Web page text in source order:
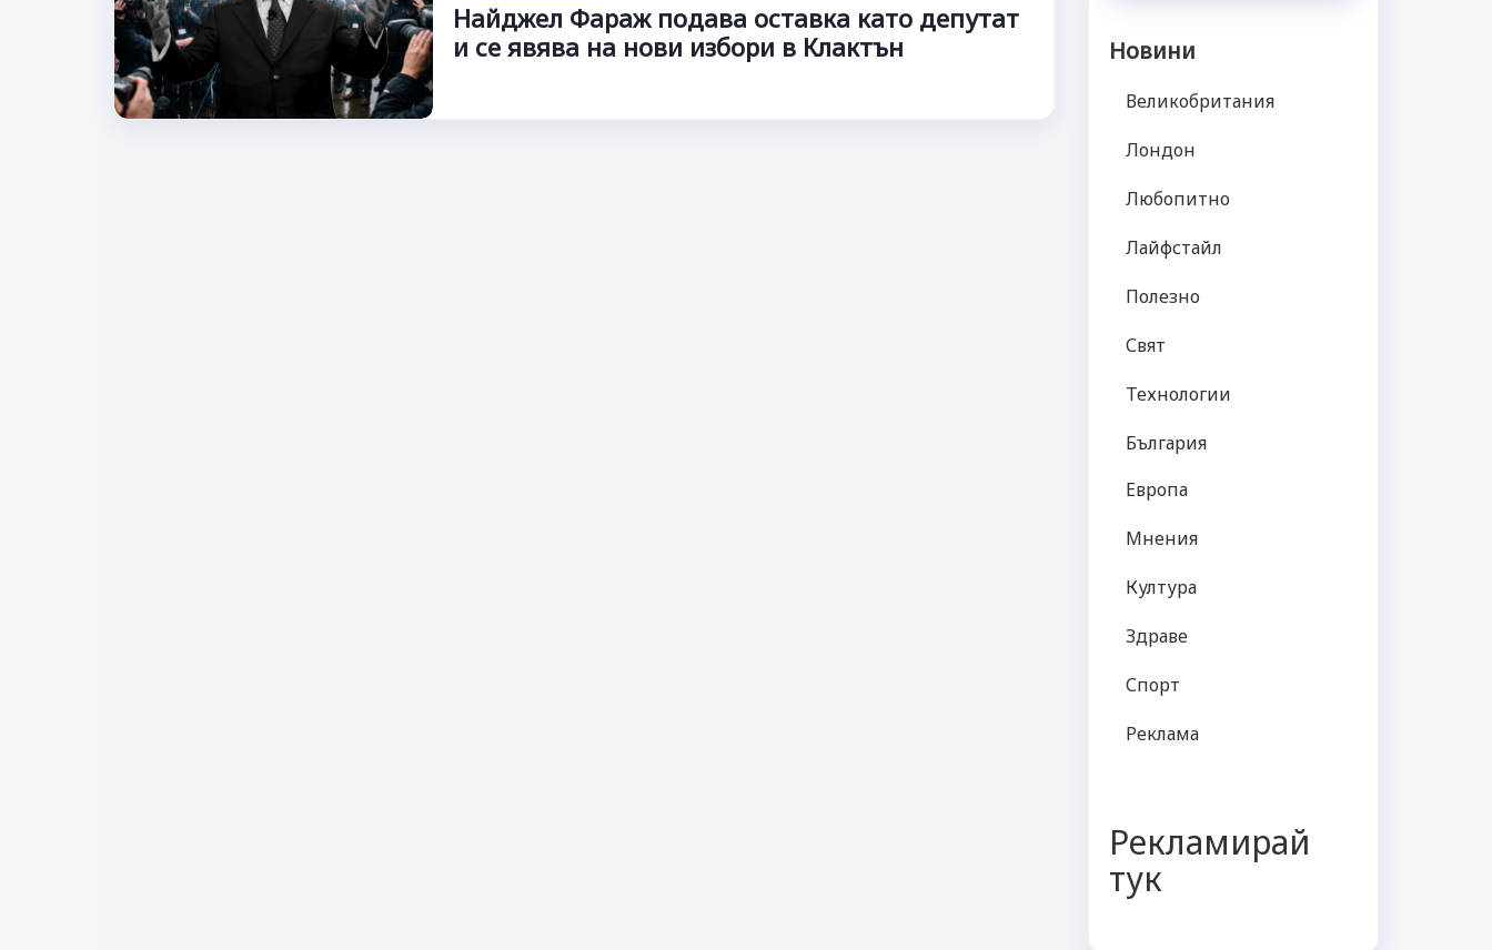
Найджел Фараж подава оставка като депутат
и се явява на нови избори в Клактън
Новини
Великобритания
Лондон
Любопитно
Лайфстайл
Полезно
Свят
Технологии
България
Европа
Мнения
Култура
Здраве
Спорт
Реклама
Рекламирай
тук